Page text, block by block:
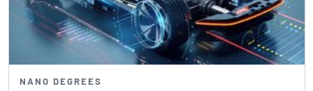
NANO DEGREES